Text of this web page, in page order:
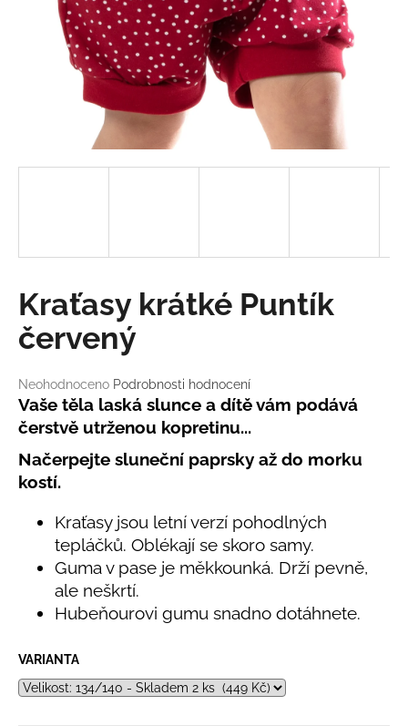
Průměrné
hodnocení
produktu
je
0,0
z
5
Neohodnoceno Podrobnosti hodnocení
Kraťasy krátké Puntík
červený
Vaše těla laská slunce a dítě vám podává
čerstvě utrženou kopretinu...
Načerpejte sluneční paprsky až do morku
kostí.
Kraťasy jsou letní verzí pohodlných
tepláčků. Oblékají se skoro samy.
Guma v pase je měkkounká. Drží pevně,
ale neškrtí.
Hubeňourovi gumu snadno dotáhnete.
VARIANTA
D
o
p
o
u
č
u
j
e
m
LETNÍ
RYCHLESCHNOUCÍ
KALHOTY
ŽLUTÉ
Kč